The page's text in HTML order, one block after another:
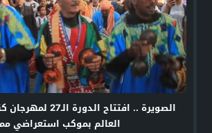
الصويرة .. افتتاح
العالم بموكب استعراضي